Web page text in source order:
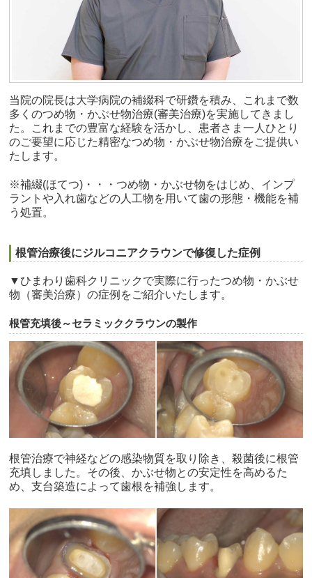
当院の院長は大学病院の補綴科で研鑽を積み、これまで数
多くのつめ物・かぶせ物治療(審美治療)を実施してきまし
た。これまでの豊富な経験を活かし、患者さま一人ひとり
のご要望に応じた精密なつめ物・かぶせ物治療をご提供い
たします。
※補綴(ほてつ)・・・つめ物・かぶせ物をはじめ、インプ
ラントや入れ歯などの人工物を用いて歯の形態・機能を補
う処置。
根管治療後にジルコニアクラウンで修復した症例
▼ひまわり歯科クリニックで実際に行ったつめ物・かぶせ
物（審美治療）の症例をご紹介いたします。
根管充填後～セラミッククラウンの製作
根管治療で神経などの感染物質を取り除き、殺菌後に根管
充填しました。その後、かぶせ物との安定性を高めるた
め、支台築造によって歯根を補強します。